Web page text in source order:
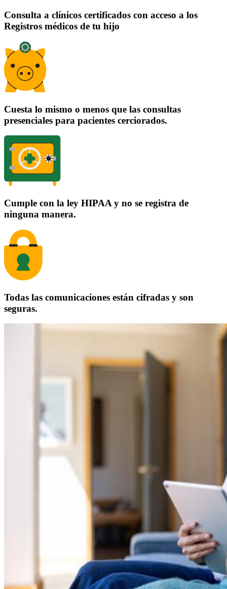
Consulta a clínicos certificados con acceso a los
Registros médicos de tu hijo
Cuesta lo mismo o menos que las consultas
presenciales para pacientes cerciorados.
Cumple con la ley HIPAA y no se registra de
ninguna manera.
Todas las comunicaciones están cifradas y son
seguras.